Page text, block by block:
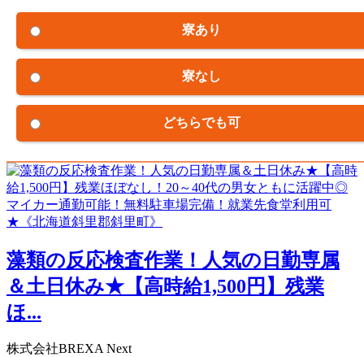
寮あり
寮なし
どちらでも可
藻類の反応検査作業！人気の日勤専属
＆土日休み★【高時給1,500円】残業
ほ...
株式会社BREXA Next